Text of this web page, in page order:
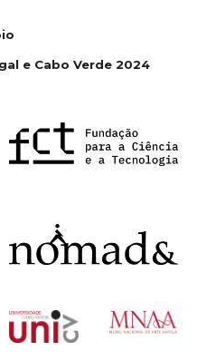
e Cabo Verde 2024